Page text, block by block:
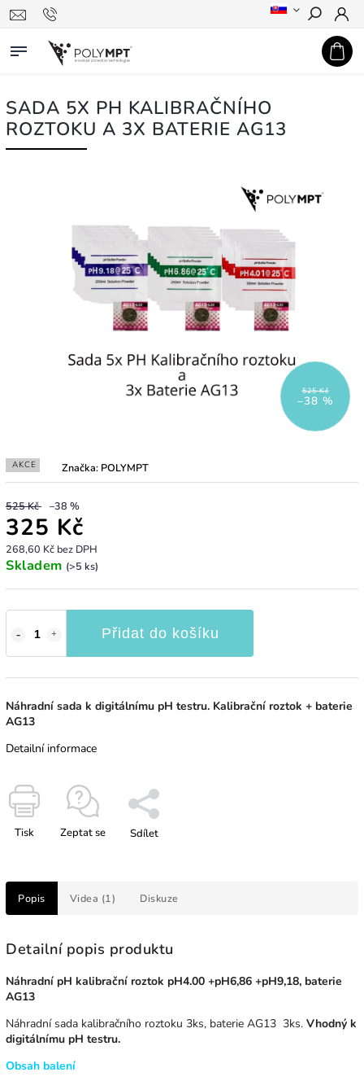
Hledat
SADA 5X PH KALIBRAČNÍHO
ROZTOKU A 3X BATERIE AG13
525 Kč
–38 %
AKCE Značka: POLYMPT
525 Kč –38 %
325 Kč
268,60 Kč bez DPH
Skladem (>5 ks)
Přidat do košíku
Náhradní sada k digitálnímu pH testru. Kalibrační roztok + baterie
AG13
Detailní informace
Tisk Zeptat se Sdílet
Popis Videa (1) Diskuze
Detailní popis produktu
Náhradní pH kalibrační roztok pH4.00 +pH6,86 +pH9,18, baterie
AG13
Náhradní sada kalibračního roztoku 3ks, baterie AG13 3ks. Vhodný k
digitálnímu pH testru.
Obsah balení